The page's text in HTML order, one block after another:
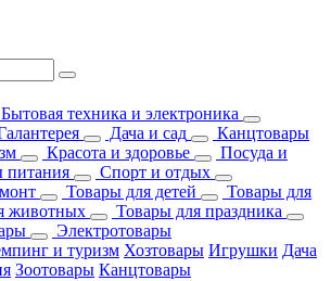
Бытовая техника и электроника
Дача и сад
Канцтовары
Красота и здоровье
Посуда и
питания
Спорт и отдых
Товары для детей
Товары для
животных
Товары для праздника
Электротовары
и туризм Хозтовары Игрушки Дача
Зоотовары Канцтовары